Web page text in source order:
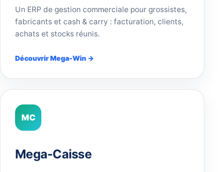
Un ERP de gestion commerciale pour grossistes,
fabricants et cash & carry : facturation, clients,
achats et stocks réunis.
Découvrir Mega-Win →
MC
Mega-Caisse